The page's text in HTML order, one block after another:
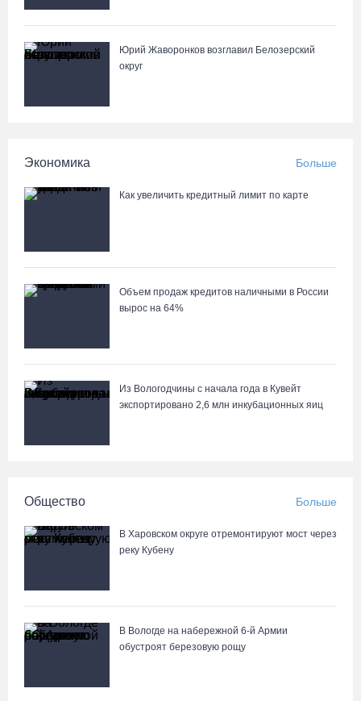
Вологжанам предлагают сосчитать на кустах домовых и
05.08.26 / 12:58
Нейросеть Kandinsky обучит роботов законам физики
05.08.26 / 11:57
Полицейские задержали двух вологжанок с килограммом
Курс на легитимность: на Вологодчине общественные
05.08.26 / 11:36
Вологодская область вошла в число лидеров по росту
рождаемости
05.08.26 / 11:33
05.08.26 / 11:04
региона
Юрий Жаворонков возглавил Белозерский
округ
Экономика Больше
Как увеличить кредитный лимит по карте
Объем продаж кредитов наличными в России
вырос на 64%
Из Вологодчины с начала года в Кувейт
экспортировано 2,6 млн инкубационных яиц
Общество Больше
В Харовском округе отремонтируют мост через
реку Кубену
В Вологде на набережной 6-й Армии
обустроят березовую рощу